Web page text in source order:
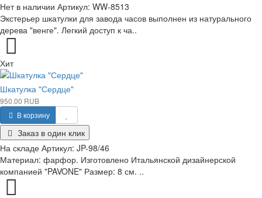
Нет в наличии Артикул: WW-8513
Экстерьер шкатулки для завода часов выполнен из натурального
дерева "венге". Легкий доступ к ча..
Хит
Шкатулка "Сердце"
950.00 RUB
В корзину
Заказ в один клик
На складе Артикул: JP-98/46
Материал: фарфор. Изготовлено Итальянской дизайнерской
компанией "PAVONE" Размер: 8 см. ..